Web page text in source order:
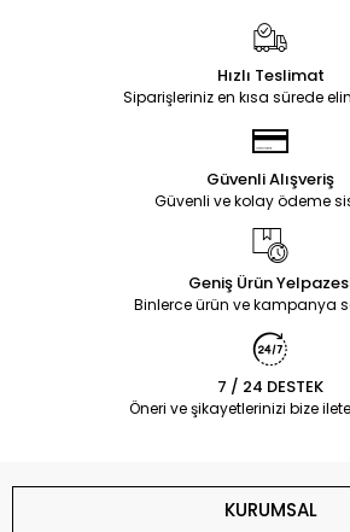
Hızlı Teslimat
Siparişleriniz en kısa sürede
Güvenli Alışveriş
Güvenli ve kolay ödeme
Geniş Ürün
Binlerce ürün ve kampanya
7 / 24 DESTEK
Öneri ve şikayetlerinizi bize
KURUMSAL